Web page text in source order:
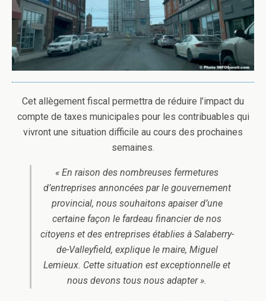
Cet allègement fiscal permettra de réduire l’impact du
compte de taxes municipales pour les contribuables qui
vivront une situation difficile au cours des prochaines
semaines.
« En raison des nombreuses fermetures
d’entreprises annoncées par le gouvernement
provincial, nous souhaitons apaiser d’une
certaine façon le fardeau financier de nos
citoyens et des entreprises établies à Salaberry-
de-Valleyfield, explique le maire, Miguel
Lemieux. Cette situation est exceptionnelle et
nous devons tous nous adapter ».